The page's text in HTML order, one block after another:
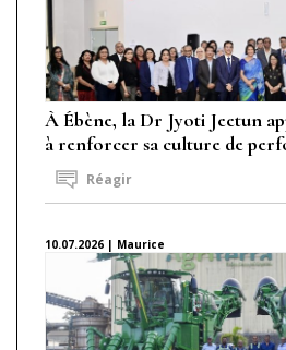
À Ébène, la Dr Jyoti Jeetun
à renforcer sa culture de
Réagir
10.07.2026 | Maurice